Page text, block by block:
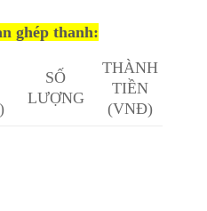
ghép thanh:
SỐ
LƯỢNG
THÀNH
TIỀN
(VNĐ)